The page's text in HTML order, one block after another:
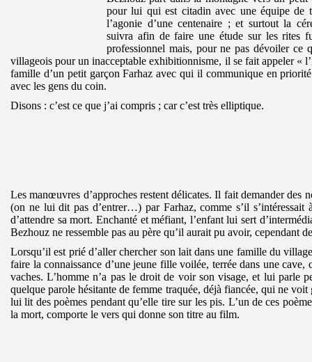
pour lui qui est citadin avec une équipe de
l’agonie d’une centenaire ; et surtout la
suivra afin de faire une étude sur les rites
professionnel mais, pour ne pas dévoiler ce
villageois pour un inacceptable exhibitionnisme, il se fait appeler «
famille d’un petit garçon Farhaz avec qui il communique en
avec les gens du coin.
Disons : c’est ce que j’ai compris ; car c’est très elliptique.
Les manœuvres d’approches restent délicates. Il fait demander des
(on ne lui dit pas d’entrer…) par Farhaz, comme s’il s’intéressait
d’attendre sa mort. Enchanté et méfiant, l’enfant lui sert
Bezhouz ne ressemble pas au père qu’il aurait pu avoir, cependant
Lorsqu’il est prié d’aller chercher son lait dans une famille du
faire la connaissance d’une jeune fille voilée, terrée dans une cave,
vaches. L’homme n’a pas le droit de voir son visage, et lui parle
quelque parole hésitante de femme traquée, déjà fiancée, qui ne
lui lit des poèmes pendant qu’elle tire sur les pis. L’un de ces
la mort, comporte le vers qui donne son titre au film.